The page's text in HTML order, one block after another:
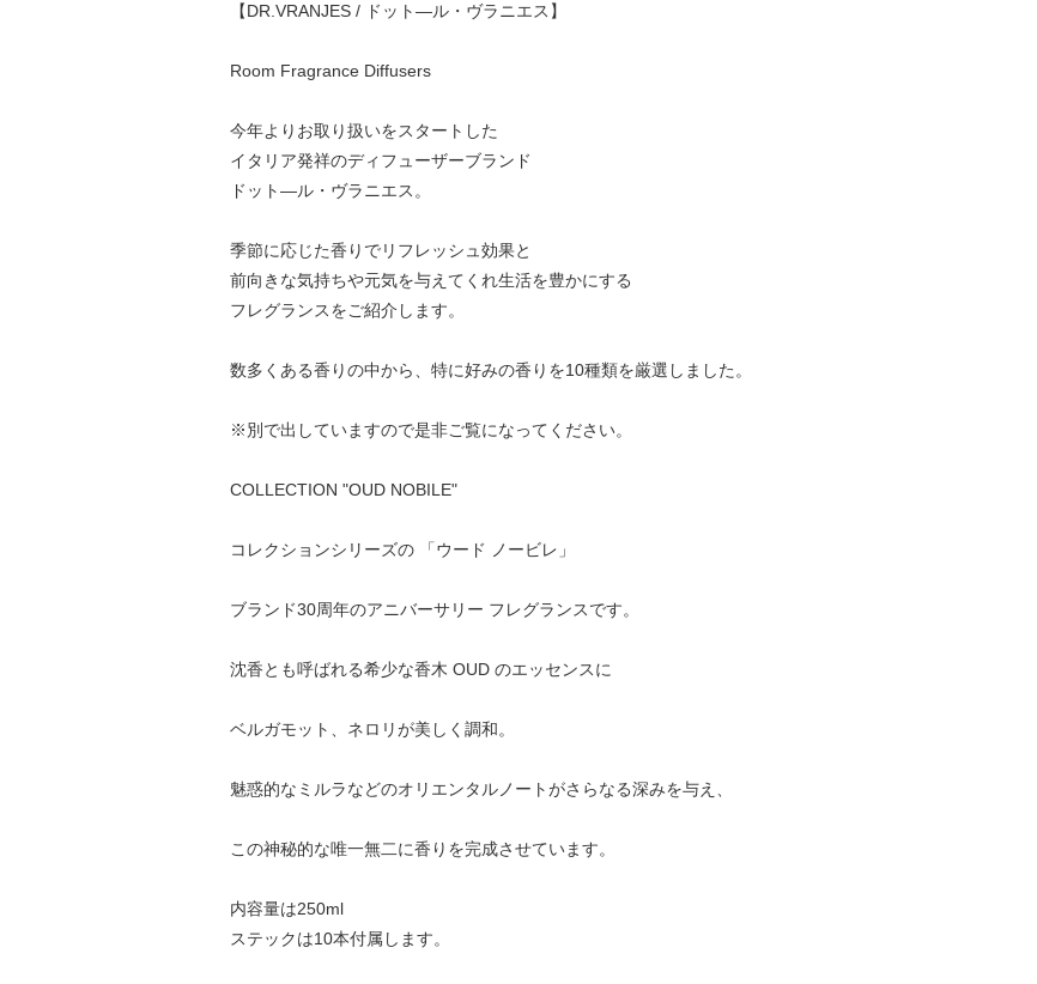
【DR.VRANJES / ドット―ル・ヴラニエス】
Room Fragrance Diffusers
今年よりお取り扱いをスタートした
イタリア発祥のディフューザーブランド
ドット―ル・ヴラニエス。
季節に応じた香りでリフレッシュ効果と
前向きな気持ちや元気を与えてくれ生活を豊かにする
フレグランスをご紹介します。
数多くある香りの中から、特に好みの香りを10種類を厳選しました。
※別で出していますので是非ご覧になってください。
COLLECTION "OUD NOBILE"
コレクションシリーズの 「ウード ノービレ」
ブランド30周年のアニバーサリー フレグランスです。
沈香とも呼ばれる希少な香木 OUD のエッセンスに
ベルガモット、ネロリが美しく調和。
魅惑的なミルラなどのオリエンタルノートがさらなる深みを与え、
この神秘的な唯一無二に香りを完成させています。
内容量は250ml
ステックは10本付属します。